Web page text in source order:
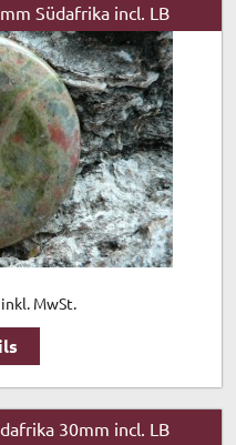
Südafrika incl. LB
inkl. MwSt.
30mm incl. LB